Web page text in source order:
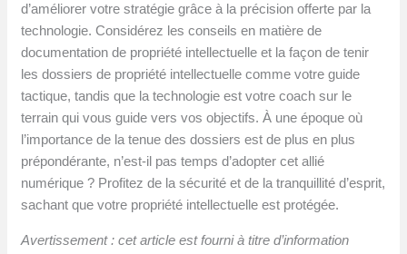
d’améliorer votre stratégie grâce à la précision offerte par la
technologie. Considérez les conseils en matière de
documentation de propriété intellectuelle et la façon de tenir
les dossiers de propriété intellectuelle comme votre guide
tactique, tandis que la technologie est votre coach sur le
terrain qui vous guide vers vos objectifs. À une époque où
l’importance de la tenue des dossiers est de plus en plus
prépondérante, n’est-il pas temps d’adopter cet allié
numérique ? Profitez de la sécurité et de la tranquillité d’esprit,
sachant que votre propriété intellectuelle est protégée.
Avertissement : cet article est fourni à titre d’information